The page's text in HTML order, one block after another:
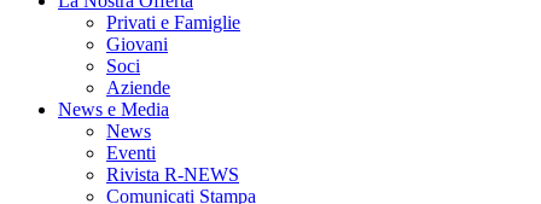
Privati e Famiglie
Giovani
Soci
Aziende
News e Media
News
Eventi
Rivista R-NEWS
Comunicati Stampa